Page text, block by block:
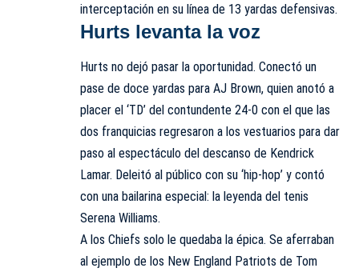
interceptación en su línea de 13 yardas defensivas.
Hurts levanta la voz
Hurts no dejó pasar la oportunidad. Conectó un
pase de doce yardas para AJ Brown, quien anotó a
placer el ‘TD’ del contundente 24-0 con el que las
dos franquicias regresaron a los vestuarios para dar
paso al espectáculo del descanso de Kendrick
Lamar. Deleitó al público con su ‘hip-hop’ y contó
con una bailarina especial: la leyenda del tenis
Serena Williams.
A los Chiefs solo le quedaba la épica. Se aferraban
al ejemplo de los New England Patriots de Tom